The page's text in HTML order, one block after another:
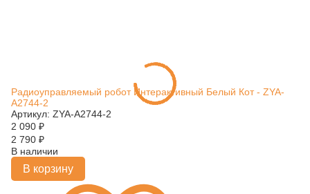
Радиоуправляемый робот Интерактивный Белый Кот - ZYA-
A2744-2
Артикул: ZYA-A2744-2
2 090 ₽
2 790 ₽
В наличии
В корзину